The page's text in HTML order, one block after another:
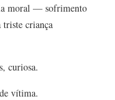
moral — sofrimento
triste criança
curiosa.
vítima.